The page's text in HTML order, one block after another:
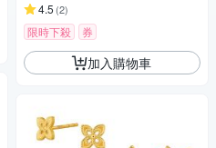
4.5 (2)
限時下殺 券
加入購物車